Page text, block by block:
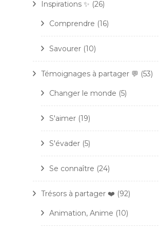
Inspirations ✨ (26)
Comprendre (16)
Savourer (10)
Témoignages à partager 💬 (53)
Changer le monde (5)
S'aimer (19)
S'évader (5)
Se connaître (24)
Trésors à partager ❤️ (92)
Animation, Anime (10)